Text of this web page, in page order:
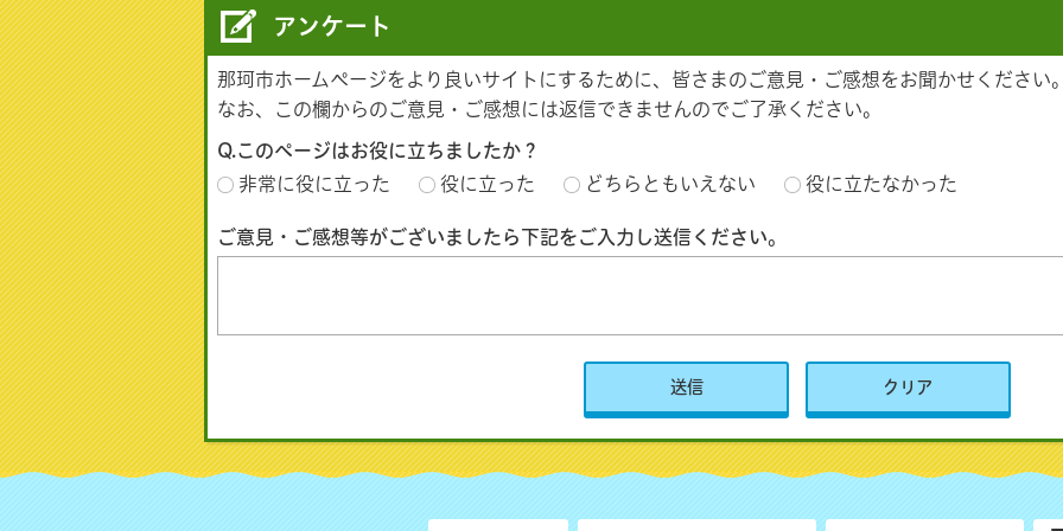
アンケート
那珂市ホームページをより良いサイトにするために、皆さまのご意見・ご感想をお聞かせください
なお、この欄からのご意見・ご感想には返信できませんのでご了承ください。
Q.このページはお役に立ちましたか？
非常に役に立った
役に立った どちらともいえない 役に立たなかった
ご意見・ご感想等がございましたら下記をご入力し送信ください。